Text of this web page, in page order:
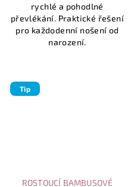
rychlé a pohodlné
převlékání. Praktické řešení
pro každodenní nošení od
narození.
Tip
ROSTOUCÍ BAMBUSOVÉ